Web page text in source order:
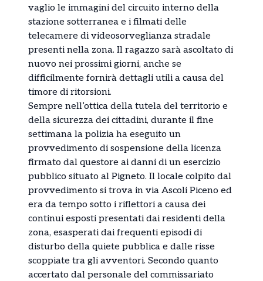
vaglio le immagini del circuito interno della
stazione sotterranea e i filmati delle
telecamere di videosorveglianza stradale
presenti nella zona. Il ragazzo sarà ascoltato di
nuovo nei prossimi giorni, anche se
difficilmente fornirà dettagli utili a causa del
timore di ritorsioni.
Sempre nell’ottica della tutela del territorio e
della sicurezza dei cittadini, durante il fine
settimana la polizia ha eseguito un
provvedimento di sospensione della licenza
firmato dal questore ai danni di un esercizio
pubblico situato al Pigneto. Il locale colpito dal
provvedimento si trova in via Ascoli Piceno ed
era da tempo sotto i riflettori a causa dei
continui esposti presentati dai residenti della
zona, esasperati dai frequenti episodi di
disturbo della quiete pubblica e dalle risse
scoppiate tra gli avventori. Secondo quanto
accertato dal personale del commissariato